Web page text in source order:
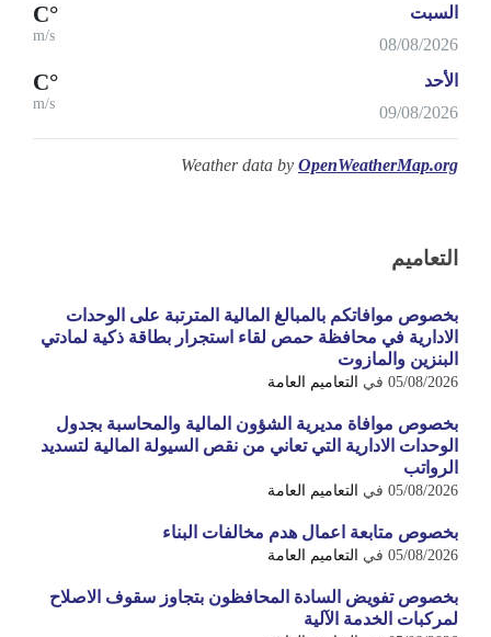
السبت
08/08/2026
°C
m/s
الأحد
09/08/2026
°C
m/s
Weather data by OpenWeatherMap.org
التعاميم
بخصوص موافاتكم بالمبالغ المالية المترتبة على الوحدات
الادارية في محافظة حمص لقاء استجرار بطاقة ذكية لمادتي
البنزين والمازوت
05/08/2026 في التعاميم العامة
بخصوص موافاة مديرية الشؤون المالية والمحاسبة بجدول
الوحدات الادارية التي تعاني من نقص السيولة المالية لتسديد
الرواتب
05/08/2026 في التعاميم العامة
بخصوص متابعة اعمال هدم مخالفات البناء
05/08/2026 في التعاميم العامة
بخصوص تفويض السادة المحافظون بتجاوز سقوف الاصلاح
لمركبات الخدمة الآلية